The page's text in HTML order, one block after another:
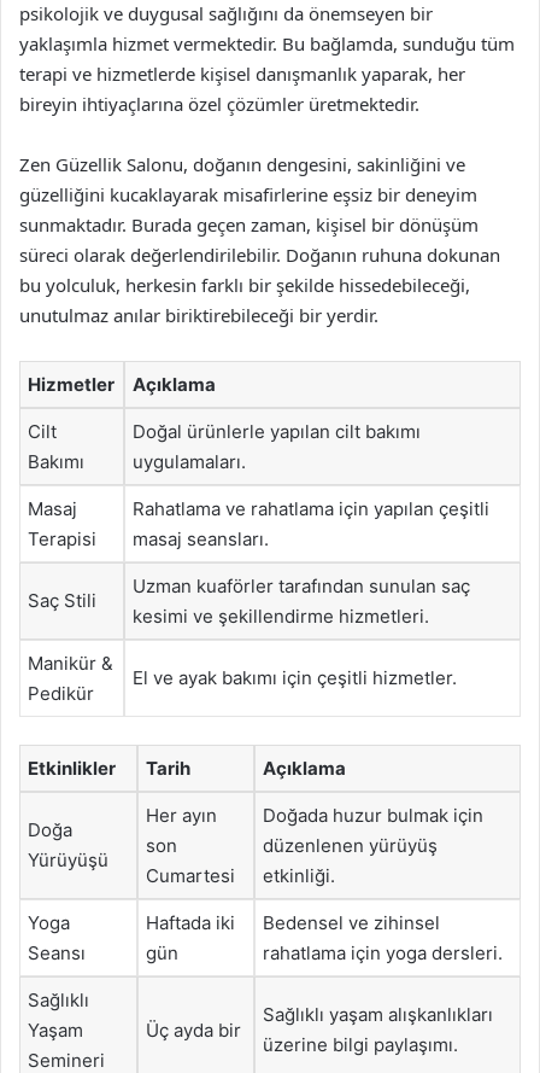
psikolojik ve duygusal sağlığını da önemseyen bir
yaklaşımla hizmet vermektedir. Bu bağlamda, sunduğu tüm
terapi ve hizmetlerde kişisel danışmanlık yaparak, her
bireyin ihtiyaçlarına özel çözümler üretmektedir.
Zen Güzellik Salonu, doğanın dengesini, sakinliğini ve
güzelliğini kucaklayarak misafirlerine eşsiz bir deneyim
sunmaktadır. Burada geçen zaman, kişisel bir dönüşüm
süreci olarak değerlendirilebilir. Doğanın ruhuna dokunan
bu yolculuk, herkesin farklı bir şekilde hissedebileceği,
unutulmaz anılar biriktirebileceği bir yerdir.
Hizmetler Açıklama
Cilt
Bakımı
Doğal ürünlerle yapılan cilt bakımı
uygulamaları.
Masaj
Terapisi
Rahatlama ve rahatlama için yapılan çeşitli
masaj seansları.
Saç Stili
Uzman kuaförler tarafından sunulan saç
kesimi ve şekillendirme hizmetleri.
Manikür &
Pedikür
El ve ayak bakımı için çeşitli hizmetler.
Etkinlikler Tarih Açıklama
Doğa
Yürüyüşü
Her ayın
son
Cumartesi
Doğada huzur bulmak için
düzenlenen yürüyüş
etkinliği.
Yoga
Seansı
Haftada iki
gün
Bedensel ve zihinsel
rahatlama için yoga dersleri.
Sağlıklı
Yaşam
Semineri
Üç ayda bir
Sağlıklı yaşam alışkanlıkları
üzerine bilgi paylaşımı.